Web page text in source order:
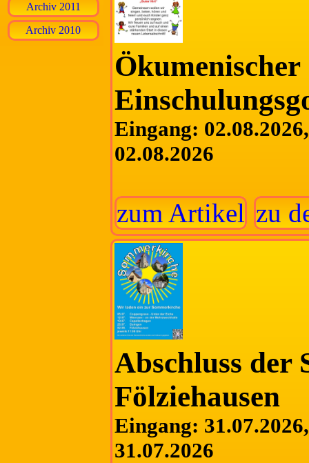
Archiv 2011
Archiv 2010
Ökumenischer
Eingang:
02.08.2026
zum Artikel zu
Abschluss der
Fölziehausen
Eingang:
31.07.2026